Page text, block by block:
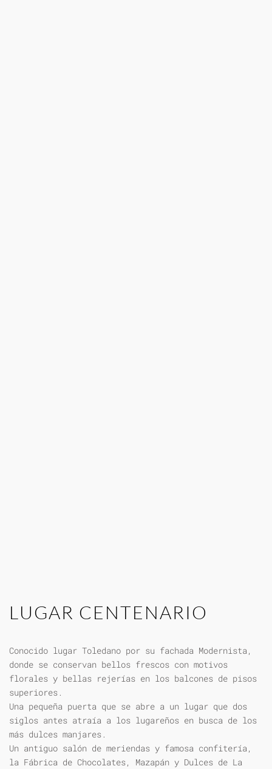
LUGAR CENTENARIO
Conocido lugar Toledano por su fachada Modernista,
donde se conservan bellos frescos con motivos
florales y bellas rejerías en los balcones de pisos
superiores.
Una pequeña puerta que se abre a un lugar que dos
siglos antes atraía a los lugareños en busca de los
más dulces manjares.
Un antiguo salón de meriendas y famosa confitería,
la Fábrica de Chocolates, Mazapán y Dulces de La